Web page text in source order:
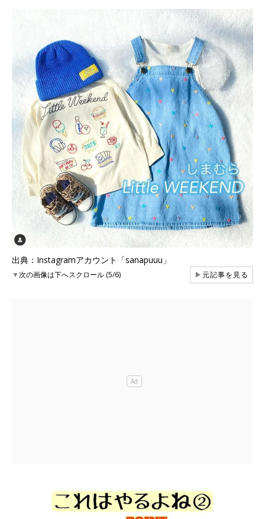
出典：Instagramアカウント「sanapuuu」
▼次の画像は下へスクロール (5/6) ▶元記事を見る